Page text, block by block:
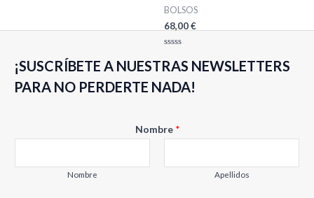
5
BOLSOS
68,00€
con
0
5
¡SUSCRÍBETE A NUESTRAS NEWSLETTERS
PARA NO PERDERTE NADA!
Nombre *
Nombre Apellidos